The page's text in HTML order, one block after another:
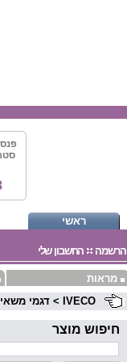
ראשי
הרשמה החשבון שלי
מראות
דגמי > IVECO
חיפוש מוצר